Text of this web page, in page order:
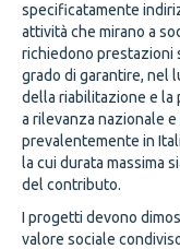
specificatamente
attività che mirano a
richiedono prestazioni
grado di garantire, nel
della riabilitazione e la
a rilevanza nazionale
prevalentemente in
la cui durata massima
del contributo.
I progetti devono
valore sociale